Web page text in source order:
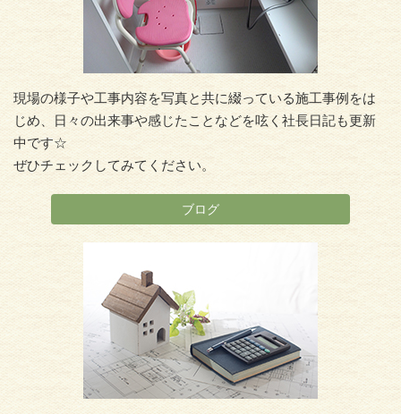
現場の様子や工事内容を写真と共に綴っている施工事例をは
じめ、日々の出来事や感じたことなどを呟く社長日記も更新
中です☆
ぜひチェックしてみてください。
ブログ